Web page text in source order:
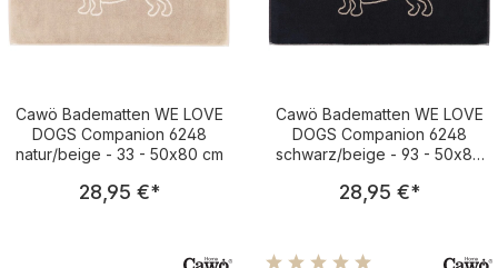
Cawö Badematten WE LOVE
DOGS Companion 6248
natur/beige - 33 - 50x80 cm
Regulärer Preis:
28,95 €*
Cawö Badematten WE LOVE
DOGS Companion 6248
schwarz/beige - 93 - 50x80
Regulärer
28,95 €*